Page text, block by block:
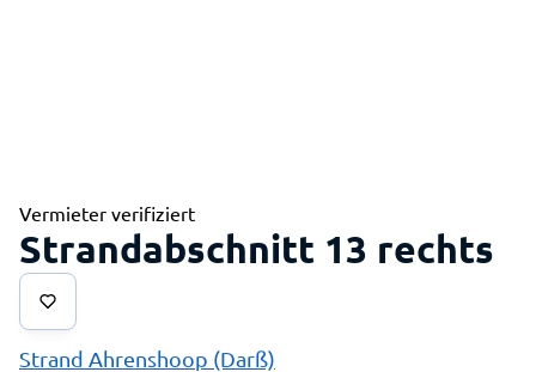
Vermieter verifiziert
Strandabschnitt 13 rechts
Strand Ahrenshoop (Darß)